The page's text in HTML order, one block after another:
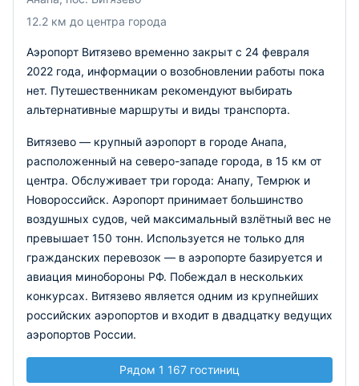
12.2 км до центра города
Аэропорт Витязево временно закрыт с 24 февраля
2022 года, информации о возобновлении работы пока
нет. Путешественникам рекомендуют выбирать
альтернативные маршруты и виды транспорта.
Витязево — крупный аэропорт в городе Анапа,
расположенный на северо-западе города, в 15 км от
центра. Обслуживает три города: Анапу, Темрюк и
Новороссийск. Аэропорт принимает большинство
воздушных судов, чей максимальный взлётный вес не
превышает 150 тонн. Используется не только для
гражданских перевозок — в аэропорте базируется и
авиация минобороны РФ. Побеждал в нескольких
конкурсах. Витязево является одним из крупнейших
российских аэропортов и входит в двадцатку ведущих
аэропортов России.
Рядом 1 167 гостиниц